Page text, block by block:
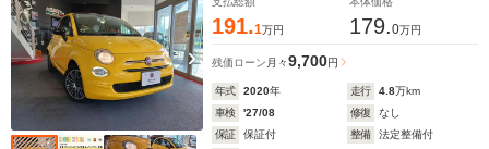
191.1万円 179.0万円
残価ローン 月々9,700円
年式 2020年 走行 4.8万km
車検
'27/08 修復
なし
保証
保証付 整備
法定整備付